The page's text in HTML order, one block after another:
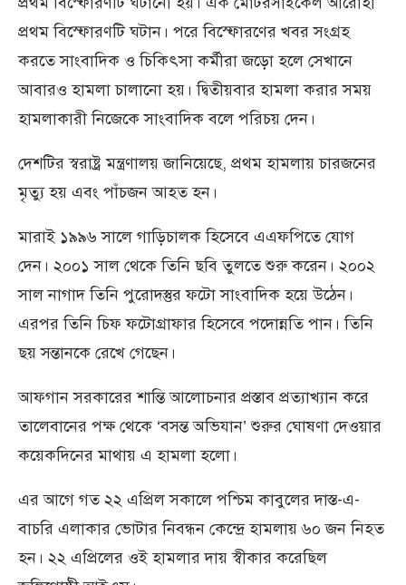
প্রথম বিস্ফোরণটি ঘটান। পরে বিস্ফোরণের খবর সংগ্রহ
করতে সাংবাদিক ও চিকিৎসা কর্মীরা জড়ো হলে সেখানে
আবারও হামলা চালানো হয়। দ্বিতীয়বার হামলা করার সময়
হামলাকারী নিজেকে সাংবাদিক বলে পরিচয় দেন।
দেশটির স্বরাষ্ট্র মন্ত্রণালয় জানিয়েছে, প্রথম হামলায় চারজনের
মৃত্যু হয় এবং পাঁচজন আহত হন।
মারাই ১৯৯৬ সালে গাড়িচালক হিসেবে এএফপিতে যোগ
দেন। ২০০১ সাল থেকে তিনি ছবি তুলতে শুরু করেন। ২০০২
সাল নাগাদ তিনি পুরোদস্তুর ফটো সাংবাদিক হয়ে উঠেন।
এরপর তিনি চিফ ফটোগ্রাফার হিসেবে পদোন্নতি পান। তিনি
ছয় সন্তানকে রেখে গেছেন।
আফগান সরকারের শান্তি আলোচনার প্রস্তাব প্রত্যাখ্যান করে
তালেবানের পক্ষ থেকে ‘বসন্ত অভিযান’ শুরুর ঘোষণা দেওয়ার
কয়েকদিনের মাথায় এ হামলা হলো।
এর আগে গত ২২ এপ্রিল সকালে পশ্চিম কাবুলের দাস্ত-এ-
বাচরি এলাকার ভোটার নিবন্ধন কেন্দ্রে হামলায় ৬০ জন নিহত
হন। ২২ এপ্রিলের ওই হামলার দায় স্বীকার করেছিল